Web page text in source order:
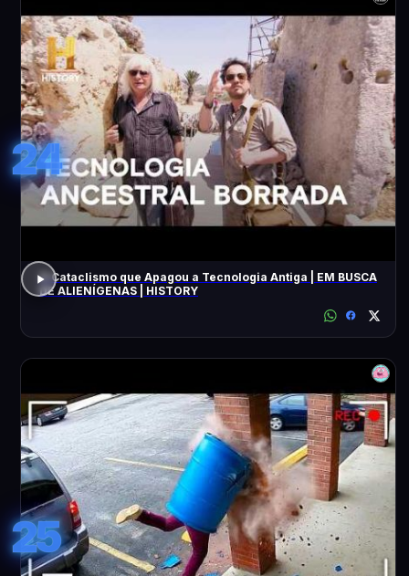
24
O Cataclismo que Apagou a Tecnologia Antiga | EM BUSCA
DE ALIENÍGENAS | HISTORY
25